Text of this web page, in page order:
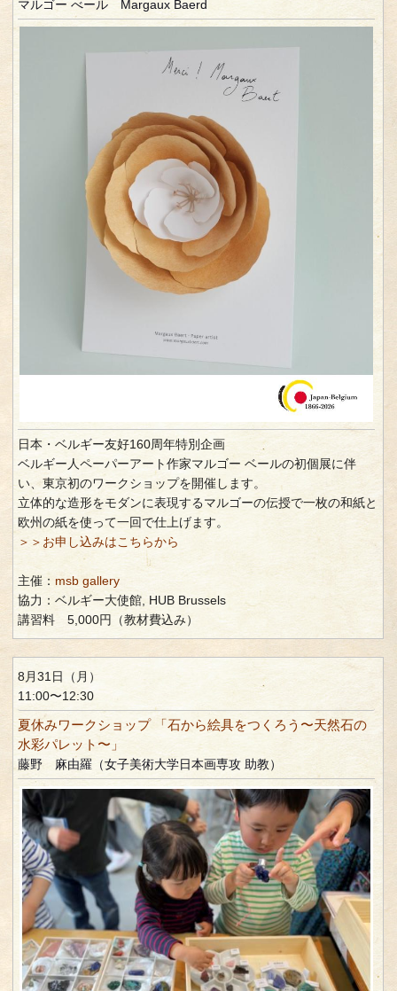
マルゴー べール Margaux Baerd
日本・ベルギー友好160周年特別企画
ベルギー人ペーパーアート作家マルゴー ベールの初個展に伴
い、東京初のワークショップを開催します。
立体的な造形をモダンに表現するマルゴーの伝授で一枚の和紙と
欧州の紙を使って一回で仕上げます。
＞＞お申し込みはこちらから
主催： msb gallery
協力：ベルギー大使館, HUB Brussels
講習料 5,000円（教材費込み）
8月31日（月）
11:00〜12:30
夏休みワークショップ 「石から絵具をつくろう〜天然石の
水彩パレット〜」
藤野 麻由羅（女子美術大学日本画専攻 助教）